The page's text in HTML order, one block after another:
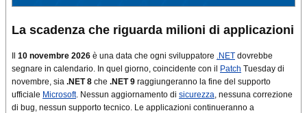
La scadenza che riguarda milioni di applicazioni
Il 10 novembre 2026 è una data che ogni sviluppatore .NET dovrebbe
segnare in calendario. In quel giorno, coincidente con il Patch Tuesday di
novembre, sia .NET 8 che .NET 9 raggiungeranno la fine del supporto
ufficiale Microsoft. Nessun aggiornamento di sicurezza , nessuna correzione
di bug, nessun supporto tecnico. Le applicazioni continueranno a